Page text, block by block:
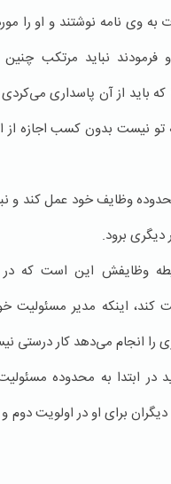
وی نامه نوشتند و او را
فرمودند نباید مرتکب چنین
باید از آن پاسداری می‌کردی
نیست بدون کسب اجازه از
وظایف خود عمل کند و
دیگری برود.
وظایفش این است که
کند، اینکه مدیر مسئولیت
را انجام می‌دهد کار درستی
در ابتدا به محدوده
برای او در اولویت دوم